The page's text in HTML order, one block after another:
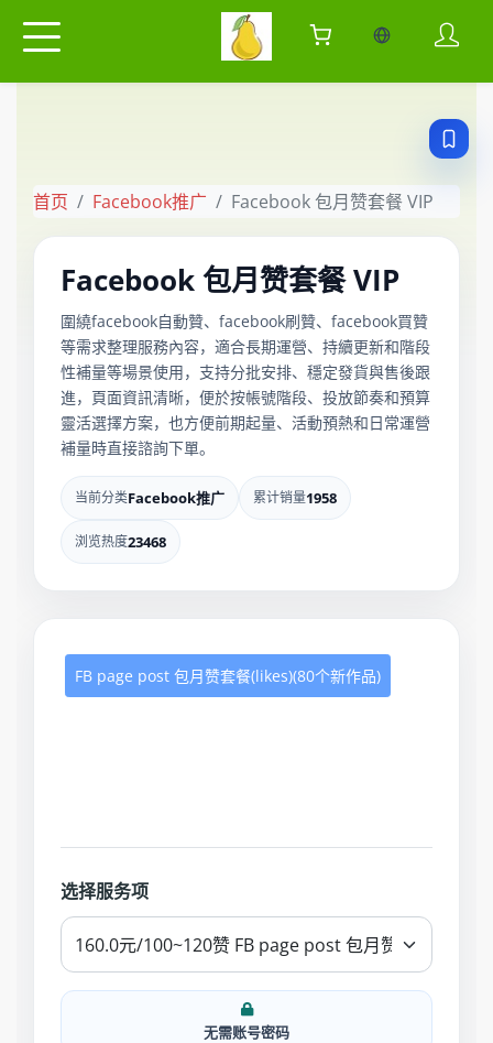
当前语言：中
首页 Facebook推广 Facebook 包月赞套餐 VIP
Facebook 包月赞套餐 VIP
圍繞facebook自動贊、facebook刷贊、facebook買贊
等需求整理服務內容，適合長期運營、持續更新和階段
性補量等場景使用，支持分批安排、穩定發貨與售後跟
進，頁面資訊清晰，便於按帳號階段、投放節奏和預算
靈活選擇方案，也方便前期起量、活動預熱和日常運營
補量時直接諮詢下單。
当前分类Facebook推广 累计销量1958
浏览热度23468
FB page post 包月赞套餐(likes)(80个新作品)
选择服务项
无需账号密码